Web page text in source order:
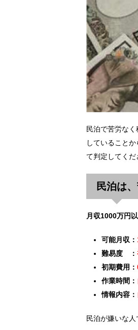
民泊で苦労な
していること
て判定してくだ
民泊は
月収1000万円
可能月収：
難易度 ：
初期費用：
作業時間：
情報内容：
民泊が嫌いな人